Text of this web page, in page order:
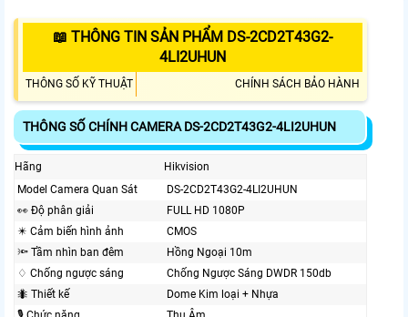
📖 THÔNG TIN SẢN PHẨM DS-2CD2T43G2-
4LI2UHUN
THÔNG SỐ KỸ THUẬT CHÍNH SÁCH BẢO HÀNH
THÔNG SỐ CHÍNH CAMERA DS-2CD2T43G2-4LI2UHUN
Hãng
Hikvision
Model Camera Quan Sát
DS-2CD2T43G2-4LI2UHUN
️👀 Độ phân giải
FULL HD 1080P
✴️ Cảm biến hình ảnh
CMOS
🔦 Tầm nhìn ban đêm
Hồng Ngoại 10m
♢ Chống ngược sáng
Chống Ngược Sáng DWDR 150db
🐜 Thiết kế
Dome Kim loại + Nhựa